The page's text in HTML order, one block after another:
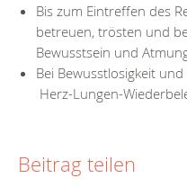
Bis zum Eintreffen des
betreuen, trösten und
Bewusstsein und
Bei Bewusstlosigkeit
Herz-Lungen-
Beitrag teilen